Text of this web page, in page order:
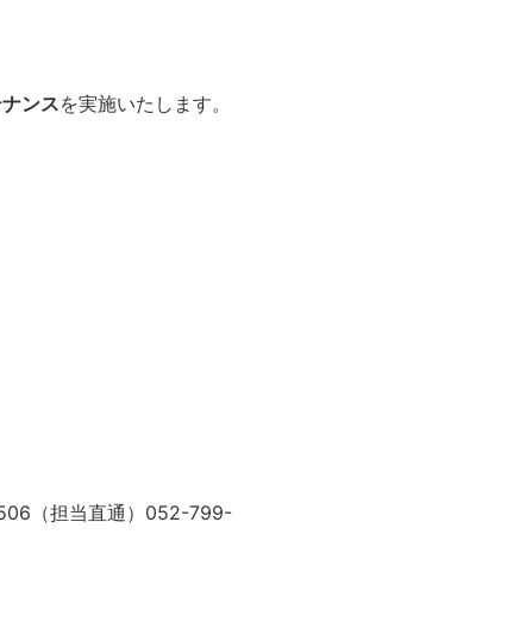
ンスを実施いたします。
（担当直通）052-799-